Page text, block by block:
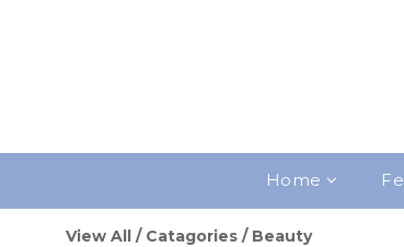
Home
View All / Catagories / Beauty